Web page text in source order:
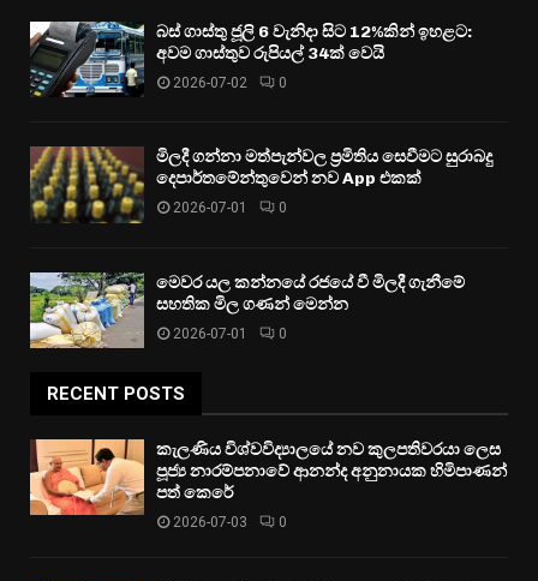
බස් ගාස්තු ජූලි 6 වැනිදා සිට 12%කින් ඉහළට:
අවම ගාස්තුව රුපියල් 34ක් වෙයි
2026-07-02 0
මිලදී ගන්නා මත්පැන්වල ප්‍රමිතිය සෙවීමට සුරාබදු
දෙපාර්තමේන්තුවෙන් නව App එකක්
2026-07-01 0
මෙවර යල කන්නයේ රජයේ වී මිලදී ගැනීමේ
සහතික මිල ගණන් මෙන්න
2026-07-01 0
RECENT POSTS
කැලණිය විශ්වවිද්‍යාලයේ නව කුලපතිවරයා ලෙස
පූජ්‍ය නාරම්පනාවේ ආනන්ද අනුනායක හිමිපාණන්
පත් කෙරේ
2026-07-03 0